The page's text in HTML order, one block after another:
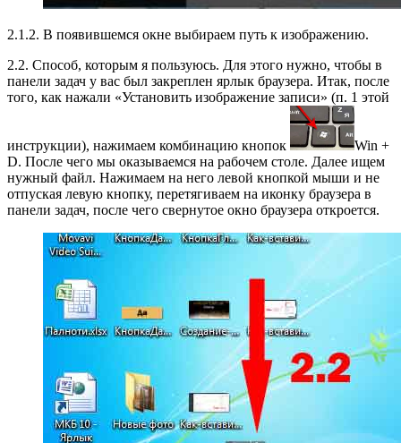
2.1.2. В появившемся окне выбираем путь к изображению.
2.2. Способ, которым я пользуюсь. Для этого нужно, чтобы в
панели задач у вас был закреплен ярлык браузера. Итак, после
того, как нажали «Установить изображение записи» (п. 1 этой
инструкции), нажимаем комбинацию кнопок
Win +
D. После чего мы оказываемся на рабочем столе. Далее ищем
нужный файл. Нажимаем на него левой кнопкой мыши и не
отпуская левую кнопку, перетягиваем на иконку браузера в
панели задач, после чего свернутое окно браузера откроется.